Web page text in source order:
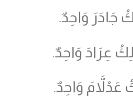
جَادَرَ وَاحِدٌ.
عِرَادَ وَاحِدٌ.
عَدُلاَّمَ وَاحِدٌ.